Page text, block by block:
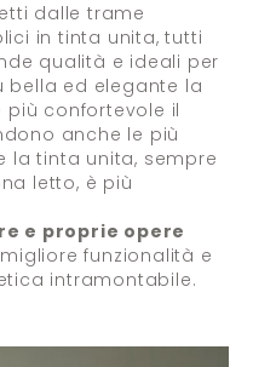
dalle trame
in tinta unita, tutti
qualità e ideali per
bella ed elegante la
confortevole il
anche le più
la tinta unita, sempre
letto, è più
e proprie opere
funzionalità e
intramontabile.